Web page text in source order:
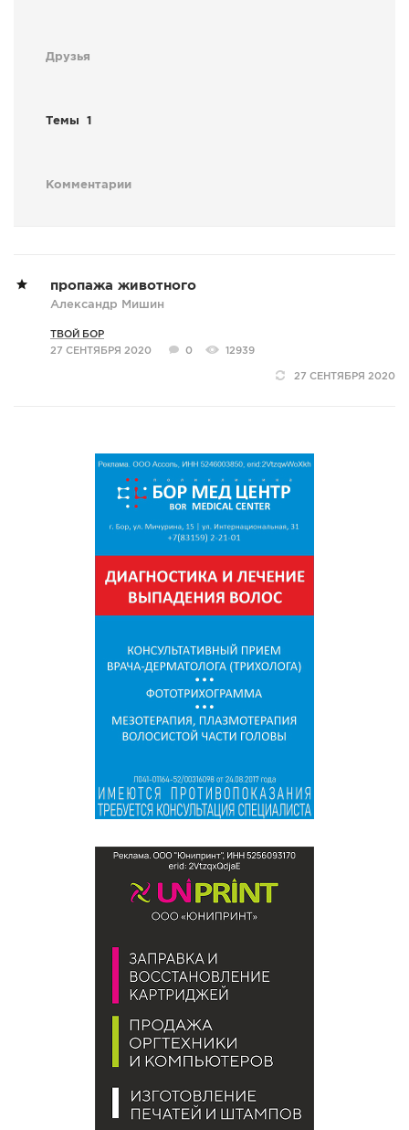
Друзья
Темы 1
Комментарии
пропажа животного
Александр Мишин
ТВОЙ БОР
27 СЕНТЯБРЯ 2020
0 12939
27 СЕНТЯБРЯ 2020